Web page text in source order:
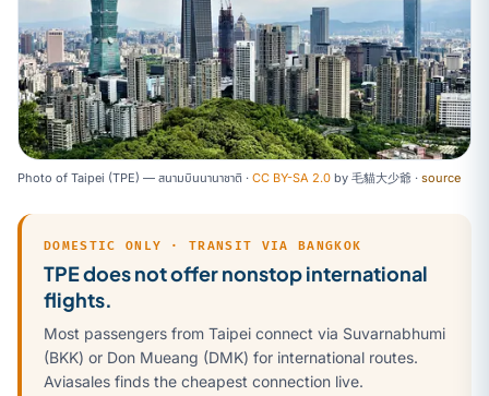
Photo of Taipei (TPE) — สนามบินนานาชาติ · CC BY-SA 2.0 by 毛貓大少爺 · source
DOMESTIC ONLY · TRANSIT VIA BANGKOK
TPE does not offer nonstop international
flights.
Most passengers from Taipei connect via Suvarnabhumi
(BKK) or Don Mueang (DMK) for international routes.
Aviasales finds the cheapest connection live.